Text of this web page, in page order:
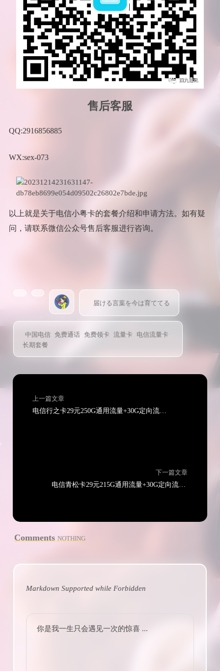
售后客服
QQ:2916856885
WX:sex-073
以上就是关于电信小粤卡的套餐介绍和申请方法。如有疑
问，请联系微信公众号售后客服进行咨询。
届ける言葉を今は育ててる
中国电信 免费通话 免费领卡 流量卡 电信流量卡
长期套餐
上一篇文章
下一篇文章
电信青松卡29元215G通用流量+30G定向流量+通话0.1元/分钟
Comments NOTHING
Markdown Supported whileForbidden
你是我一生只会遇见一次的惊喜 ...